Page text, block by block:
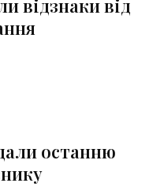
відзнаки від
останню